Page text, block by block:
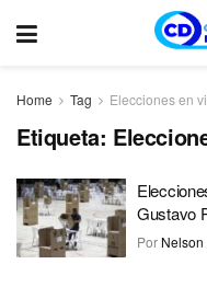
Home Tag Elecciones en
Etiqueta:
Gustavo
Por